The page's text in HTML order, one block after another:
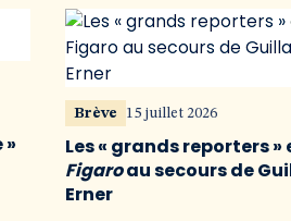
Brève 15 juillet 2026
Les « grands reporters »
Figaroau secours de
Erner